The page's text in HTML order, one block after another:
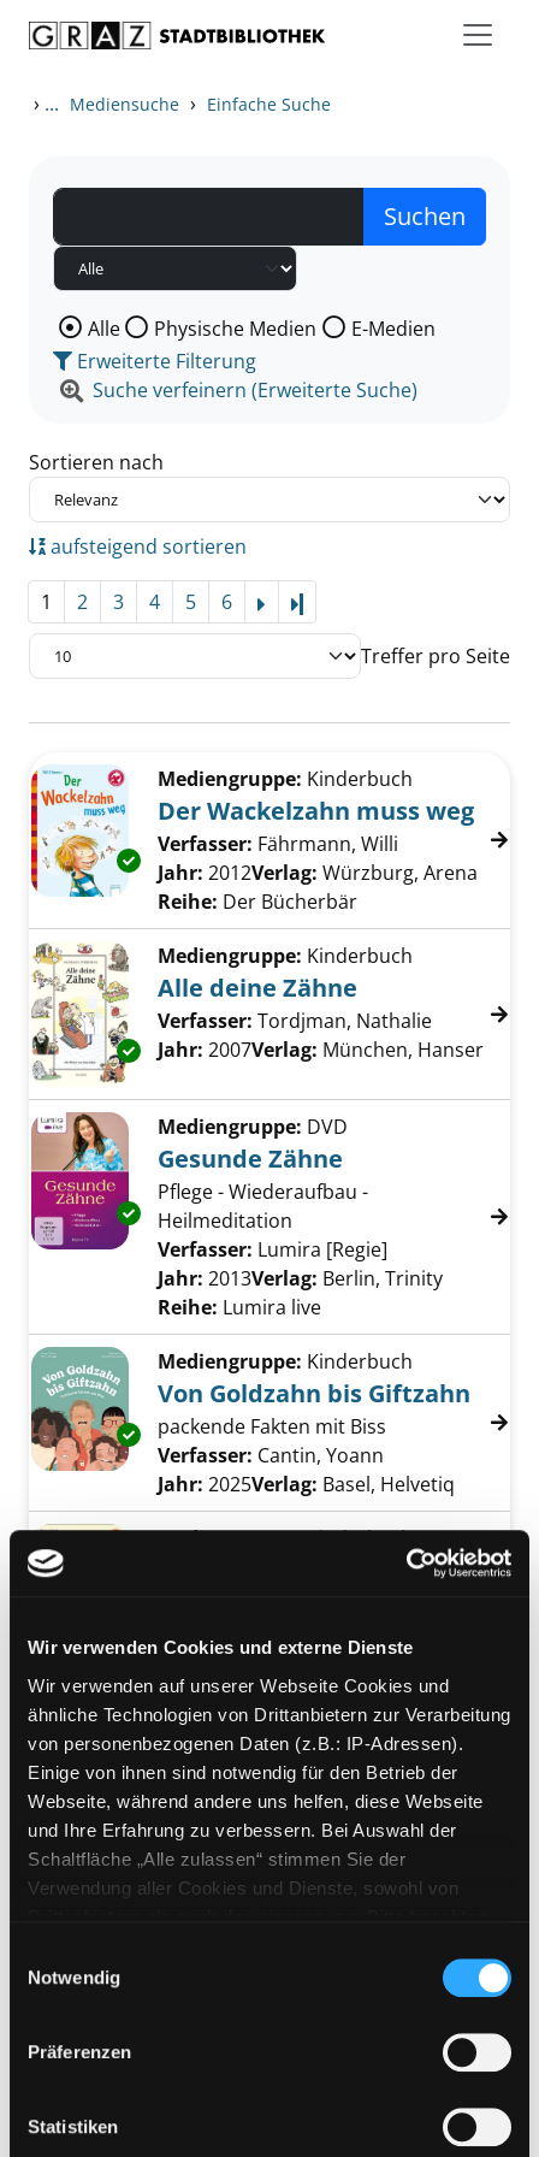
Wir verwenden Cookies und externe Dienste
Wir verwenden auf unserer Webseite Cookies und
ähnliche Technologien von Drittanbietern zur Verarbeitung
von personenbezogenen Daten (z.B.: IP-Adressen).
Einige von ihnen sind notwendig für den Betrieb der
Webseite, während andere uns helfen, diese Webseite
und Ihre Erfahrung zu verbessern. Bei Auswahl der
Schaltfläche „Alle zulassen“ stimmen Sie der
Verwendung aller Cookies und Dienste, sowohl von
Cookies von Drittanbietern, eine Verarbeitung in
unsicheren Drittländern (Länder außerhalb des EWR
ohne adäquates Datenschutzniveau) stattfinden kann. In
diesem Zusammenhang können aktuell Risiken für
Eine Verarbeitung durch solche Cookies oder Dienste
erfolgt nur, wenn Sie die jeweilige Einwilligung erteilen
Notwendig
Präferenzen
Statistiken
› ... Mediensuche › Einfache Suche
Wählen Sie die Medienart nach der Sie suchen wollen.
Alle Physische Medien
E-Medien
Erweiterte Filterung
Suche verfeinern (Erweiterte Suche)
Sortieren nach
aufsteigend sortieren
1 2 3 4 5 6
Treffer pro Seite
Zu den Suchfiltern springen
Exemplar-Details von Der Wackelzahn muss
Mediengruppe: Kinderbuch
Der Wackelzahn muss weg
Verfasser: Fährmann, Willi Suche nach
Jahr: 2012Verlag: Würzburg, Arena
Reihe: Der Bücherbär
Exemplar-Details von Alle deine Zähne
Mediengruppe: Kinderbuch
Alle deine Zähne
Verfasser: Tordjman, Nathalie Suche
Jahr: 2007Verlag: München, Hanser
Exemplar-Details von Gesunde Zähne
Mediengruppe: DVD
Gesunde Zähne
Pflege - Wiederaufbau -
Heilmeditation
Verfasser: Lumira [Regie]
Jahr: 2013Verlag: Berlin, Trinity
Reihe: Lumira live
Exemplar-Details von Von Goldzahn bis
Mediengruppe: Kinderbuch
Von Goldzahn bis Giftzahn
packende Fakten mit Biss
Verfasser: Cantin, Yoann
Jahr: 2025Verlag: Basel, Helvetiq
Mediengruppe:Kinderbuch
Das Geheimnis der Zahnfee
Verlag:Würzburg, Arena-Verl.
Reihe:Der Bücherbär
Mediengruppe:Kinderbuch
Hallo Schule, jetzt geht's
los!
Verfasser:Mönter, Petra ;Bogade,
Maria
Jahr:2012
Der verlorene Wackelzahn
Alle deine